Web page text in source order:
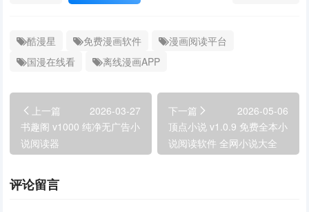
酷漫星 免费漫画软件
漫画阅读平台
国漫在线看
离线漫画APP
上一篇
2026-03-27
书趣阁 v1000 纯净无广告小
说阅读器
下一篇
2026-05-06
顶点小说 v1.0.9 免费全本小
说阅读软件 全网小说大全
评论留言